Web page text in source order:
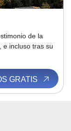
de la
e incluso tras su
GRATIS